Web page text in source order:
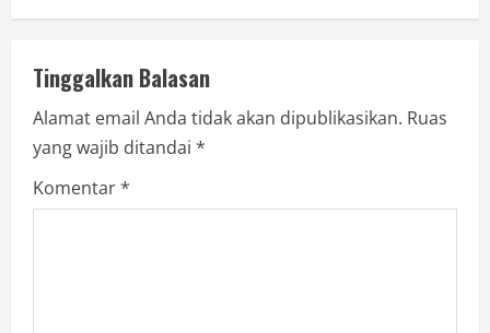
Tinggalkan Balasan
Alamat email Anda tidak akan dipublikasikan. Ruas
yang wajib ditandai *
Komentar*